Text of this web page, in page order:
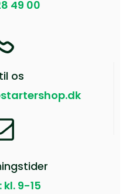
49 00
os
9-15